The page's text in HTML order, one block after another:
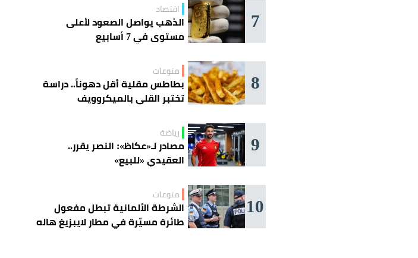
7 اقتصاد
الذهب يواصل الصعود لأعلى
مستوى في 7 أسابيع
8 منوعات
بطاطس مقلية أقل دهوناً.. دراسة
تختبر القلي بالميكروويف
9 رياضة
مصادر لـ«عكاظ»: النصر يقرر..
العقيدي «للبيع»
10 منوعات
الشرطة الألمانية تبطل مفعول
طائرة مسيّرة في مطار لايبزيغ هاله